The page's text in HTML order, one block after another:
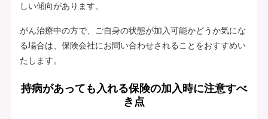
しい傾向があります。
がん治療中の方で、ご自身の状態が加入可能かどうか気にな
る場合は、保険会社にお問い合わせされることをおすすめい
たします。
持病があっても入れる保険の加入時に注意すべ
き点